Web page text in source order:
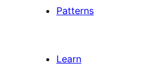
Patterns
Learn